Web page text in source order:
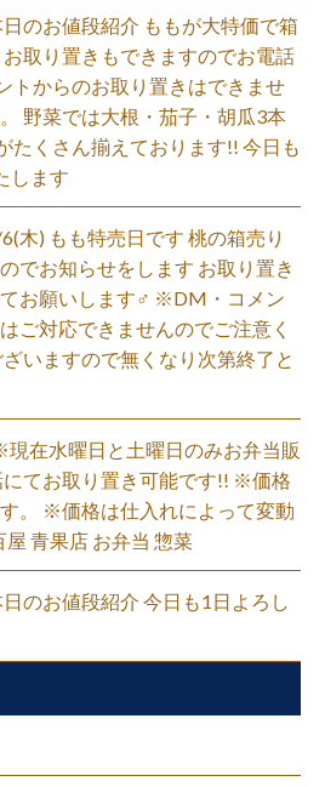
のお値段紹介 ももが大特価で箱
取り置きもできますのでお電話
からのお取り置きはできませ
野菜では大根・茄子・胡瓜3本
たくさん揃えております!! 今日も
します
木) もも特売日です 桃の箱売り
でお知らせをします お取り置き
お願いします‍♂️ ※DM・コメン
ご対応できませんのでご注意く
いますので無くなり次第終了と
在水曜日と土曜日のみお弁当販
てお取り置き可能です!! ※価格
。 ※価格は仕入れによって変動
青果店 お弁当 惣菜
のお値段紹介 今日も1日よろし